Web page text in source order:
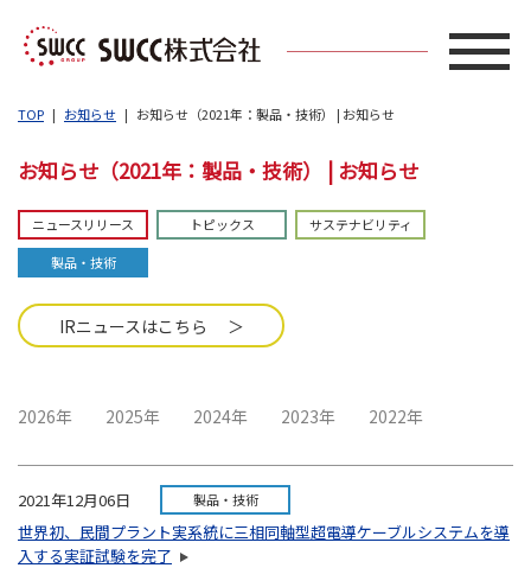
TOP お知らせ お知らせ（2021年：製品・技術） | お知らせ
お知らせ（2021年：製品・技術） | お知らせ
ニュースリリース トピックス
サステナビリティ
製品・技術
IRニュースはこちら ＞
2026年 2025年 2024年 2023年 2022年
2021年12月06日 製品・技術
世界初、民間プラント実系統に三相同軸型超電導ケーブルシステムを導
入する実証試験を完了